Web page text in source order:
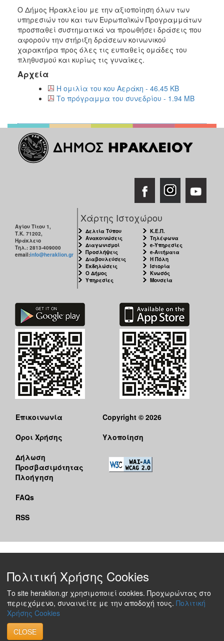
Ο Δήμος Ηρακλείου με την αξιοποίηση όλων των
υπηρεσιών του και των Ευρωπαϊκών Προγραμμάτων
προσπαθεί συστηματικά να προωθήσει δράσεις που
αφορούν την στήριξη δράσεων κοινωνικού
χαρακτήρα προς όλες τις ευπαθείς ομάδες του
πληθυσμού και κυρίως τις γυναίκες.
Αρχεία
Η ομιλία του κου Αεράκη - 46.45 KB
Το πρόγραμμα του συνεδρίου - 1.94 MB
Αγίου Τίτου 1,
Τ.Κ. 71202,
Ηράκλειο
Τηλ.: 2813-409000
email:info@heraklion.gr
Χάρτης Ιστοχώρου
Δελτία Τύπου
Ανακοινώσεις
Διαγωνισμοί
Προσλήψεις
Διαβουλεύσεις
Εκδηλώσεις
Ο Δήμος
Υπηρεσίες
Κ.Ε.Π.
Τηλέφωνα
e-Υπηρεσίες
e-Αιτήματα
Η Πόλη
Ιστορία
Κνωσός
Μουσεία
Επικοινωνία
Όροι Χρήσης
Δήλωση
Προσβασιμότητας
Πλοήγηση
FAQs
RSS
Copyright © 2026
Υλοποίηση
Πολιτική Χρήσης Cookies
Το site heraklion.gr χρησιμοποιεί cookies. Προχωρώντας στο
περιεχόμενο, συναινείτε με την αποδοχή τους. Πολιτική
Χρήσης Cookies
CLOSE